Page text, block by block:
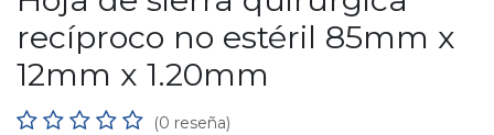
recíproco no estéril 85mm x
12mm x 1.20mm
(0 reseña)